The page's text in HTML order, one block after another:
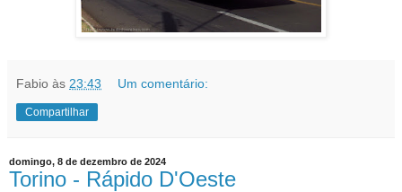
Fabio às 23:43 Um comentário:
Compartilhar
domingo, 8 de dezembro de 2024
Torino - Rápido D'Oeste